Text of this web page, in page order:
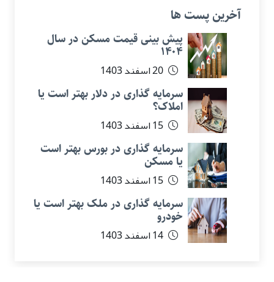
آخرین پست ها
پیش بینی قیمت مسکن در سال
۱۴۰۴
20 اسفند 1403
سرمایه گذاری در دلار بهتر است یا
املاک؟
15 اسفند 1403
سرمایه گذاری در بورس بهتر است
یا مسکن
15 اسفند 1403
سرمایه گذاری در ملک بهتر است یا
خودرو
14 اسفند 1403